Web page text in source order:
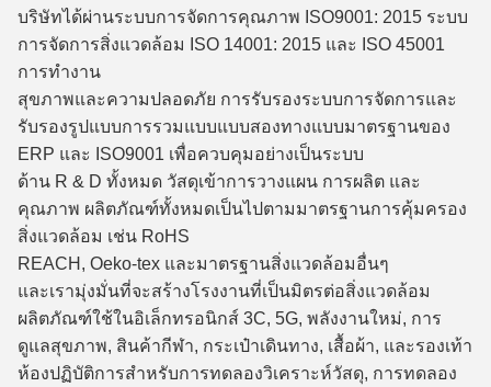
บริษัทได้ผ่านระบบการจัดการคุณภาพ ISO9001: 2015 ระบบ
การจัดการสิ่งแวดล้อม ISO 14001: 2015 และ ISO 45001
การทํางาน
สุขภาพและความปลอดภัย การรับรองระบบการจัดการและ
รับรองรูปแบบการรวมแบบแบบสองทางแบบมาตรฐานของ
ERP และ ISO9001 เพื่อควบคุมอย่างเป็นระบบ
ด้าน R & D ทั้งหมด วัสดุเข้าการวางแผน การผลิต และ
คุณภาพ ผลิตภัณฑ์ทั้งหมดเป็นไปตามมาตรฐานการคุ้มครอง
สิ่งแวดล้อม เช่น RoHS
REACH, Oeko-tex และมาตรฐานสิ่งแวดล้อมอื่นๆ
และเรามุ่งมั่นที่จะสร้างโรงงานที่เป็นมิตรต่อสิ่งแวดล้อม
ผลิตภัณฑ์ใช้ในอิเล็กทรอนิกส์ 3C, 5G, พลังงานใหม่, การ
ดูแลสุขภาพ, สินค้ากีฬา, กระเป๋าเดินทาง, เสื้อผ้า, และรองเท้า
ห้องปฏิบัติการสําหรับการทดลองวิเคราะห์วัสดุ, การทดลอง